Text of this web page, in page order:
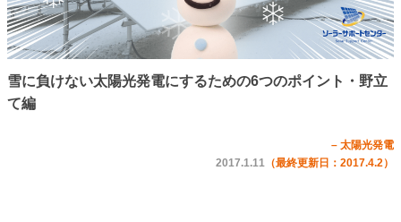
雪に負けない太陽光発電にするための6つのポイント・野立
て編
– 太陽光発電
2017.1.11 （最終更新日：2017.4.2）